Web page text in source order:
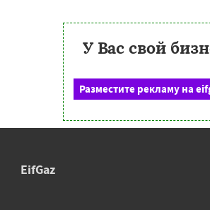
У Вас свой
Разместите рекламу на
EifGaz